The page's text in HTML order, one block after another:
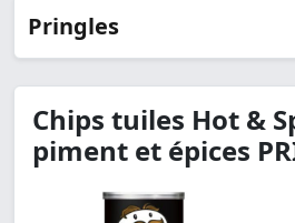
Pringles
Chips tuiles Hot &
piment et épices